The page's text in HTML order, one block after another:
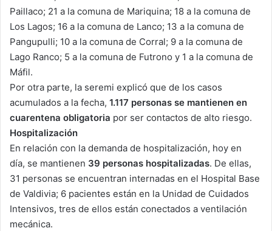
Paillaco; 21 a la comuna de Mariquina; 18 a la comuna de
Los Lagos; 16 a la comuna de Lanco; 13 a la comuna de
Pangupulli; 10 a la comuna de Corral; 9 a la comuna de
Lago Ranco; 5 a la comuna de Futrono y 1 a la comuna de
Máfil.
Por otra parte, la seremi explicó que de los casos
acumulados a la fecha, 1.117 personas se mantienen en
cuarentena obligatoria por ser contactos de alto riesgo.
Hospitalización
En relación con la demanda de hospitalización, hoy en
día, se mantienen 39 personas hospitalizadas. De ellas,
31 personas se encuentran internadas en el Hospital Base
de Valdivia; 6 pacientes están en la Unidad de Cuidados
Intensivos, tres de ellos están conectados a ventilación
mecánica.